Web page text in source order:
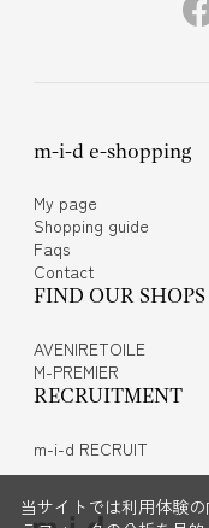
m-i-d e-shopping
My page
Shopping guide
Faqs
Contact
FIND OUR SHOPS
AVENIRETOILE
M-PREMIER
RECRUITMENT
m-i-d RECRUIT
当サイトでは利用体験